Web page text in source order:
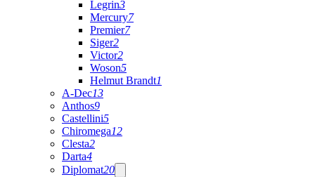
Legrin3
Mercury7
Premier7
Siger2
Victor2
Woson5
Helmut Brandt1
A-Dec13
Anthos9
Castellini5
Chiromega12
Clesta2
Darta4
Diplomat20